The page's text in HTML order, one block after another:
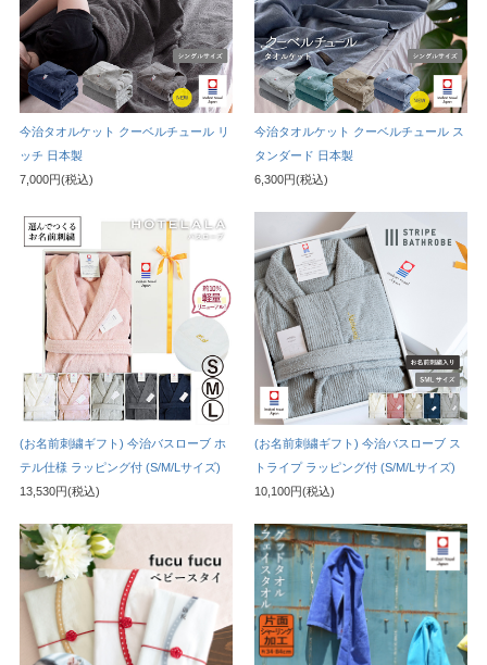
今治タオルケット クーベルチュール リ
ッチ 日本製
7,000円(税込)
今治タオルケット クーベルチュール ス
タンダード 日本製
6,300円(税込)
(お名前刺繍ギフト) 今治バスローブ ホ
テル仕様 ラッピング付 (S/M/Lサイズ)
13,530円(税込)
(お名前刺繍ギフト) 今治バスローブ ス
トライプ ラッピング付 (S/M/Lサイズ)
10,100円(税込)